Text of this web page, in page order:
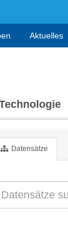
Aktuelles
Datensätze